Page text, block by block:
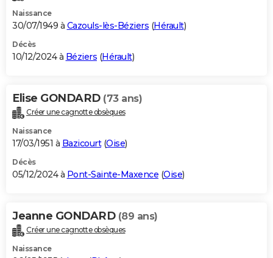
Naissance
30/07/1949 à Cazouls-lès-Béziers (Hérault)
Décès
10/12/2024 à Béziers (Hérault)
Elise GONDARD (73 ans)
Créer une cagnotte obsèques
Naissance
17/03/1951 à Bazicourt(Oise)
Décès
05/12/2024 à Pont-Sainte-Maxence (Oise)
Jeanne GONDARD (89 ans)
Créer une cagnotte obsèques
Naissance